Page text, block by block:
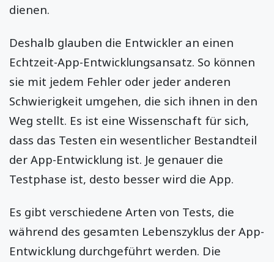
dienen.
Deshalb glauben die Entwickler an einen
Echtzeit-App-Entwicklungsansatz. So können
sie mit jedem Fehler oder jeder anderen
Schwierigkeit umgehen, die sich ihnen in den
Weg stellt. Es ist eine Wissenschaft für sich,
dass das Testen ein wesentlicher Bestandteil
der App-Entwicklung ist. Je genauer die
Testphase ist, desto besser wird die App.
Es gibt verschiedene Arten von Tests, die
während des gesamten Lebenszyklus der App-
Entwicklung durchgeführt werden. Die